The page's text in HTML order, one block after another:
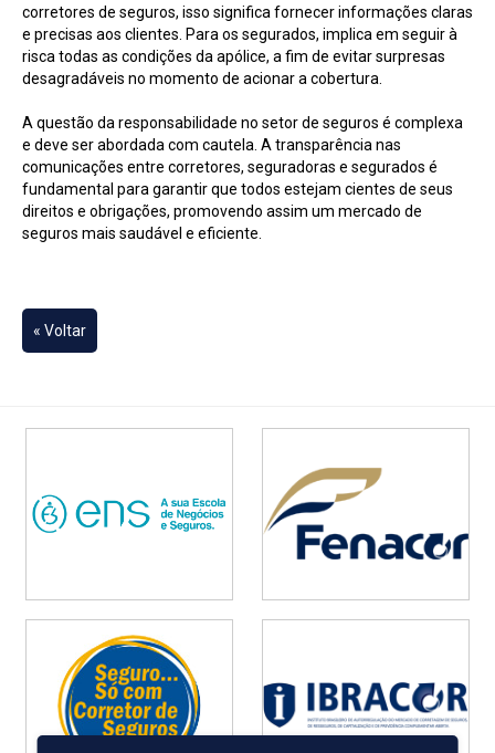
corretores de seguros, isso significa fornecer informações claras
e precisas aos clientes. Para os segurados, implica em seguir à
risca todas as condições da apólice, a fim de evitar surpresas
desagradáveis no momento de acionar a cobertura.
A questão da responsabilidade no setor de seguros é complexa
e deve ser abordada com cautela. A transparência nas
comunicações entre corretores, seguradoras e segurados é
fundamental para garantir que todos estejam cientes de seus
direitos e obrigações, promovendo assim um mercado de
seguros mais saudável e eficiente.
« Voltar